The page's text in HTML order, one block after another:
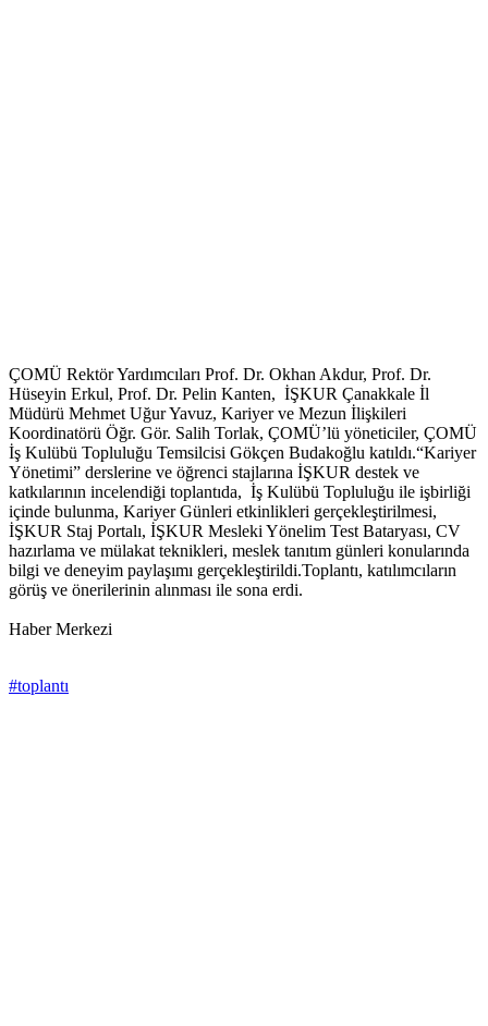
ÇOMÜ Rektör Yardımcıları Prof. Dr. Okhan Akdur, Prof. Dr.
Hüseyin Erkul, Prof. Dr. Pelin Kanten, İŞKUR Çanakkale İl
Müdürü Mehmet Uğur Yavuz, Kariyer ve Mezun İlişkileri
Koordinatörü Öğr. Gör. Salih Torlak, ÇOMÜ’lü yöneticiler, ÇOMÜ
İş Kulübü Topluluğu Temsilcisi Gökçen Budakoğlu katıldı.“Kariyer
Yönetimi” derslerine ve öğrenci stajlarına İŞKUR destek ve
katkılarının incelendiği toplantıda, İş Kulübü Topluluğu ile işbirliği
içinde bulunma, Kariyer Günleri etkinlikleri gerçekleştirilmesi,
İŞKUR Staj Portalı, İŞKUR Mesleki Yönelim Test Bataryası, CV
hazırlama ve mülakat teknikleri, meslek tanıtım günleri konularında
bilgi ve deneyim paylaşımı gerçekleştirildi.Toplantı, katılımcıların
görüş ve önerilerinin alınması ile sona erdi.
Haber Merkezi
#toplantı